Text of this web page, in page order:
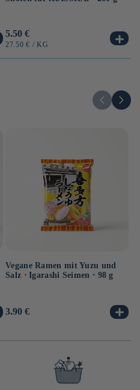
Normaler
Preis
5.50 €
GRUNDPREIS
27.50 € / PRO
KG
Vegane Ramen mit Yuzu und
Salz ⋅ Igarashi Seimen ⋅ 98 g
Normaler
3.90 €